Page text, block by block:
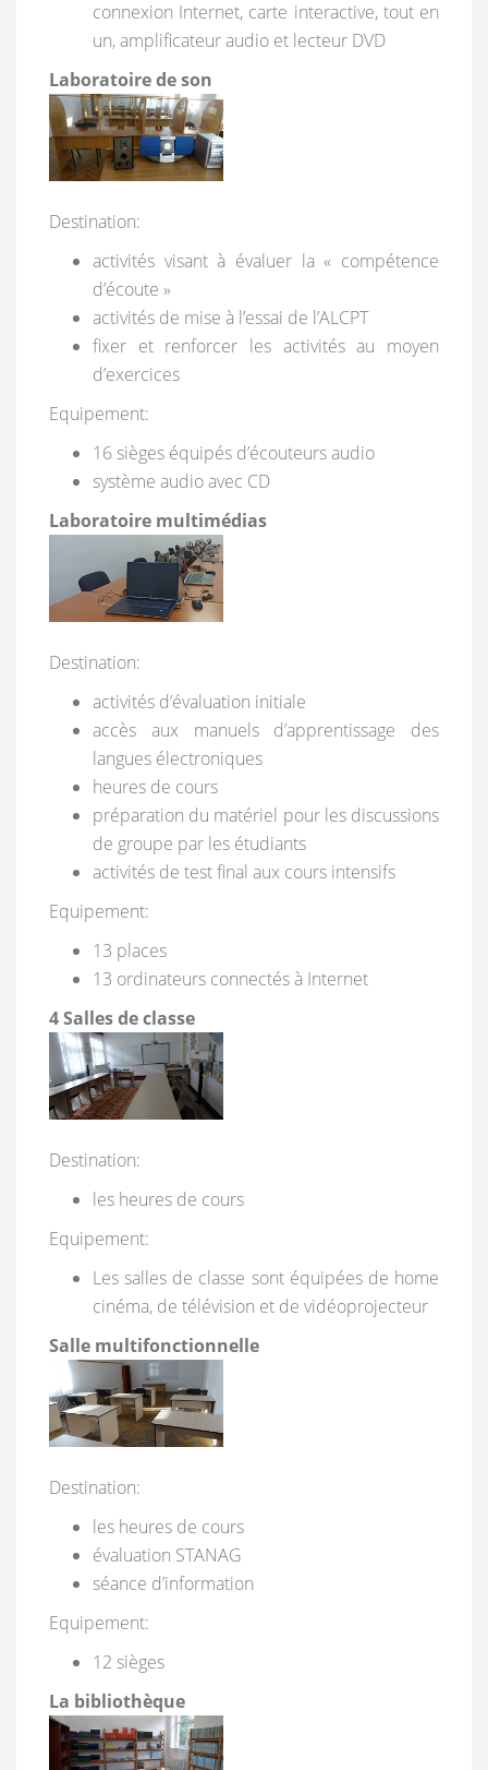
connexion Internet, carte interactive, tout en
un, amplificateur audio et lecteur DVD
Laboratoire de son
Destination:
activités visant à évaluer la « compétence
d’écoute »
activités de mise à l’essai de l’ALCPT
fixer et renforcer les activités au moyen
d’exercices
Equipement:
16 sièges équipés d’écouteurs audio
système audio avec CD
Laboratoire multimédias
Destination:
activités d’évaluation initiale
accès aux manuels d’apprentissage des
langues électroniques
heures de cours
préparation du matériel pour les discussions
de groupe par les étudiants
activités de test final aux cours intensifs
Equipement:
13 places
13 ordinateurs connectés à Internet
4 Salles de classe
Destination:
les heures de cours
Equipement:
Les salles de classe sont équipées de home
cinéma, de télévision et de vidéoprojecteur
Salle multifonctionnelle
Destination:
les heures de cours
évaluation STANAG
séance d’information
Equipement:
12 sièges
La bibliothèque